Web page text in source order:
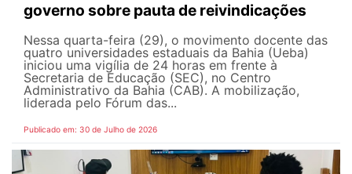
governo sobre pauta de reivindicações
Nessa quarta-feira (29), o movimento docente das
quatro universidades estaduais da Bahia (Ueba)
iniciou uma vigília de 24 horas em frente à
Secretaria de Educação (SEC), no Centro
Administrativo da Bahia (CAB). A mobilização,
liderada pelo Fórum das...
Publicado em: 30 de Julho de 2026